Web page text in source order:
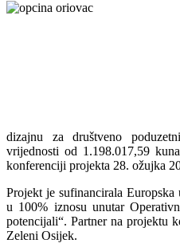
dizajnu za društveno
vrijednosti od 1.198.017,59
konferenciji projekta 28. ožujka
Projekt je sufinancirala
u 100% iznosu unutar
potencijali“. Partner na projektu
Zeleni Osijek.